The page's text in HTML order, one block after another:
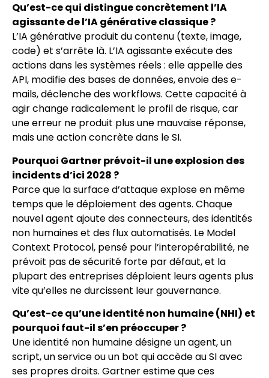
Qu’est-ce qui distingue concrètement l’IA
agissante de l’IA générative classique ?
L’IA générative produit du contenu (texte, image,
code) et s’arrête là. L’IA agissante exécute des
actions dans les systèmes réels : elle appelle des
API, modifie des bases de données, envoie des e-
mails, déclenche des workflows. Cette capacité à
agir change radicalement le profil de risque, car
une erreur ne produit plus une mauvaise réponse,
mais une action concrète dans le SI.
Pourquoi Gartner prévoit-il une explosion des
incidents d’ici 2028 ?
Parce que la surface d’attaque explose en même
temps que le déploiement des agents. Chaque
nouvel agent ajoute des connecteurs, des identités
non humaines et des flux automatisés. Le Model
Context Protocol, pensé pour l’interopérabilité, ne
prévoit pas de sécurité forte par défaut, et la
plupart des entreprises déploient leurs agents plus
vite qu’elles ne durcissent leur gouvernance.
Qu’est-ce qu’une identité non humaine (NHI) et
pourquoi faut-il s’en préoccuper ?
Une identité non humaine désigne un agent, un
script, un service ou un bot qui accède au SI avec
ses propres droits. Gartner estime que ces